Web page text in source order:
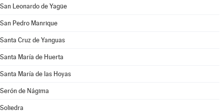
San Leonardo de Yagüe
San Pedro Manrique
Santa Cruz de Yanguas
Santa María de Huerta
Santa María de las Hoyas
Serón de Nágima
Soliedra